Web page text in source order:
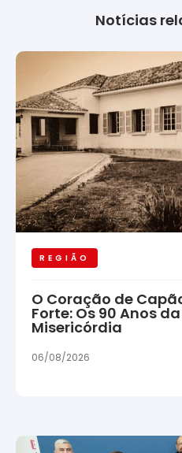
Notícias
REGIÃO
O Coração de
Forte: Os 90 Anos
Misericórdia
06/08/2026